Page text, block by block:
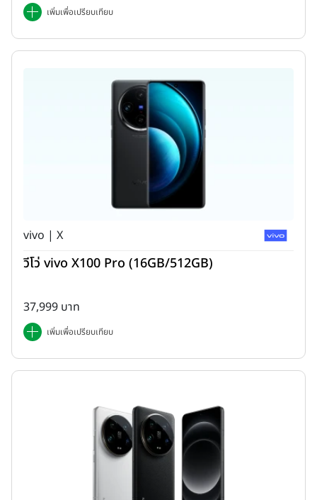
บริเวณตรงกลางหน้าจอด้านบน จะเป็นตำแหน่งของกล้องหน้าความ
และรองรับการใช้งานร่วมกับฟีเจอร์ 2D Face Recognition
เพิ่มเพื่อเปรียบเทียบ
vivo | X
วีโว่ vivo X100 Pro (16GB/512GB)
37,999 บาท
เพิ่มเพื่อเปรียบเทียบ